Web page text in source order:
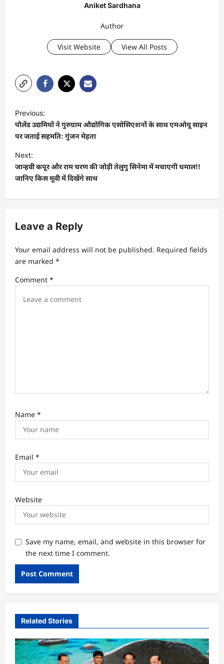
Aniket Sardhana
Author
Visit Website View All Posts
o
s
t
n
a
v
g
a
t
i
Previous:
पौलेंड उद्यमियों ने गुरुग्राम औद्योगिक एसोसिएशनों के साथ एमओयू साइन
पर जताई सहमति: गुंजन मेहता
Next:
जान्हवी कपूर और राम चरण की जोड़ी तेलुगु सिनेमा में मचाएगी धमाल!!
जानिए किस मूवी में दिखेंगे साथ
Leave a Reply
Your email address will not be published. Required fields
are marked *
Comment *
Name *
Email *
Website
Save my name, email, and website in this browser for
the next time I comment.
Related Stories